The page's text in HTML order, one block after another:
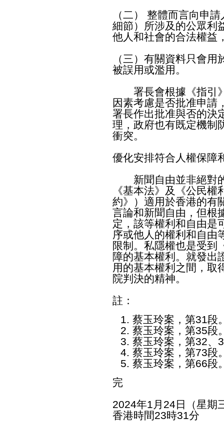
（二） 整體而言向申
細節）所涉及的公眾利
他人和社會的合法權益
（三）有關資料只會
被誤用或濫用。
署長會根據《指引》
因素考慮是否批准申請
署長作出批准與否的決
理，政府也有既定機制
衝突。
優化安排符合人權保障
新聞自由並非絕對的
《基本法》及《公民
約》）適用於香港的有
言論和新聞自由，但根
定，該等權利和自由是
序或他人的權利和自由
限制。私隱權也是受到
障的基本權利。就發出
用的基本權利之間，取
院判決的精神。
註：
蔡玉玲案，第31段
蔡玉玲案，第35段
蔡玉玲案，第32、
蔡玉玲案，第73段
蔡玉玲案，第66段
完
2024年1月24日（星期
香港時間23時31分